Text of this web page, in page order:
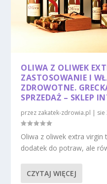
OLIWA Z OLIWEK
ZASTOSOWANIE I
ZDROWOTNE.
SPRZEDAŻ – SKLEP
przez zakatek-zdrowia.pl | sie
Oliwa z oliwek extra
dodatek do potraw, ale
CZYTAJ WIĘCEJ